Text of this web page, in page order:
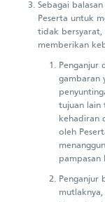
Sebagai
Peserta untuk
tidak bersyarat,
memberikan
Penganjur
gambaran
tujuan lain
kehadiran
oleh
pampasan
Penganjur